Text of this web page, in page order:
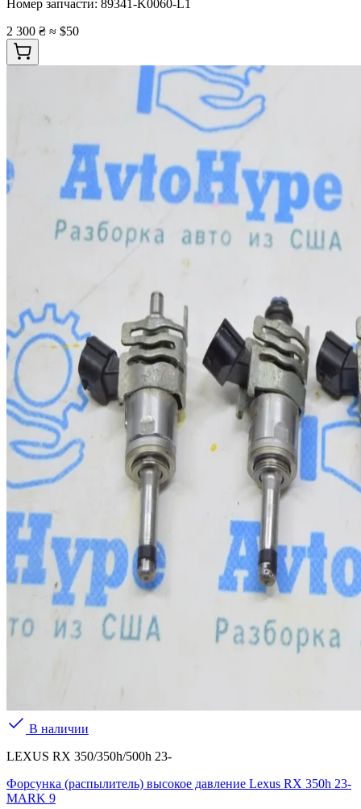
Номер запчасти: 89341-K0060-L1
2 300 ₴ ≈ $50
В наличии
LEXUS RX 350/350h/500h 23-
Форсунка (распылитель) высокое давление Lexus RX 350h 23-
MARK 9